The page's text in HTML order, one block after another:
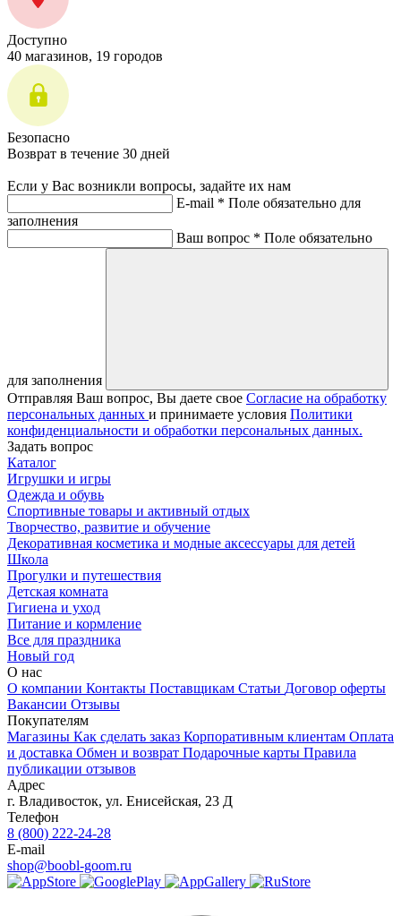
Доступно
40 магазинов, 19 городов
Безопасно
Возврат в течение 30 дней
Если у Вас возникли вопросы, задайте их нам
E-mail * Поле обязательно для
заполнения
Ваш вопрос * Поле обязательно
для заполнения
Отправляя Ваш вопрос, Вы даете свое Согласие на обработку
персональных данных и принимаете условия Политики
конфиденциальности и обработки персональных данных.
Задать вопрос
Каталог
Игрушки и игры
Одежда и обувь
Спортивные товары и активный отдых
Творчество, развитие и обучение
Декоративная косметика и модные аксессуары для детей
Школа
Прогулки и путешествия
Детская комната
Гигиена и уход
Питание и кормление
Все для праздника
Новый год
О нас
О компании Контакты Поставщикам Статьи Договор оферты
Вакансии Отзывы
Покупателям
Магазины Как сделать заказ Корпоративным клиентам Оплата
и доставка Обмен и возврат Подарочные карты Правила
публикации отзывов
Адрес
г. Владивосток, ул. Енисейская, 23 Д
Телефон
8 (800) 222-24-28
E-mail
shop@boobl-goom.ru